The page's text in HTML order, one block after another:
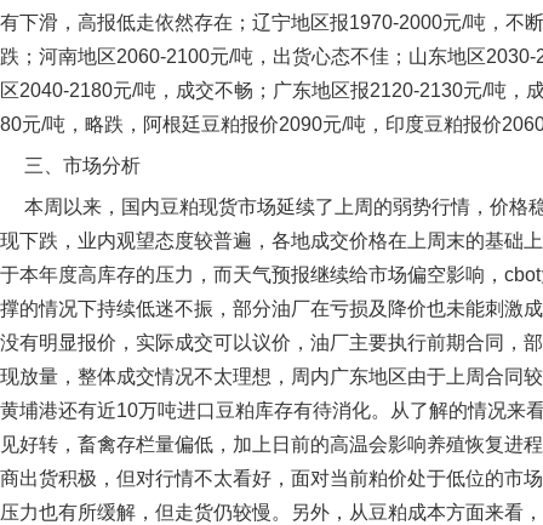
有下滑，高报低走依然存在；辽宁地区报1970-2000元/吨，不
跌；河南地区2060-2100元/吨，出货心态不佳；山东地区
区2040-2180元/吨，成交不畅；广东地区报2120-2130元/吨，
80元/吨，略跌，阿根廷豆粕报价2090元/吨，印度豆粕报价
三、市场分析
本周以来，国内豆粕现货市场延续了上周的弱势行情，价格
现下跌，业内观望态度较普遍，各地成交价格在上周末的基础
于本年度高库存的压力，而天气预报继续给市场偏空影响，
撑的情况下持续低迷不振，部分油厂在亏损及降价也未能刺激
没有明显报价，实际成交可以议价，油厂主要执行前期合同，
现放量，整体成交情况不太理想，周内广东地区由于上周合同
黄埔港还有近10万吨进口豆粕库存有待消化。从了解的情况来
见好转，畜禽存栏量偏低，加上日前的高温会影响养殖恢复进
商出货积极，但对行情不太看好，面对当前粕价处于低位的市
压力也有所缓解，但走货仍较慢。另外，从豆粕成本方面来看